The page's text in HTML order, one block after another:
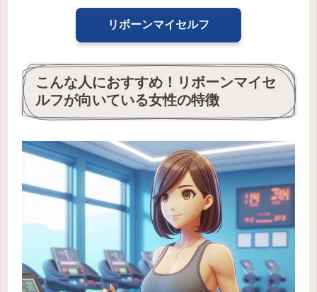
リボーンマイセルフ
こんな人におすすめ！リボーンマイセ
ルフが向いている女性の特徴